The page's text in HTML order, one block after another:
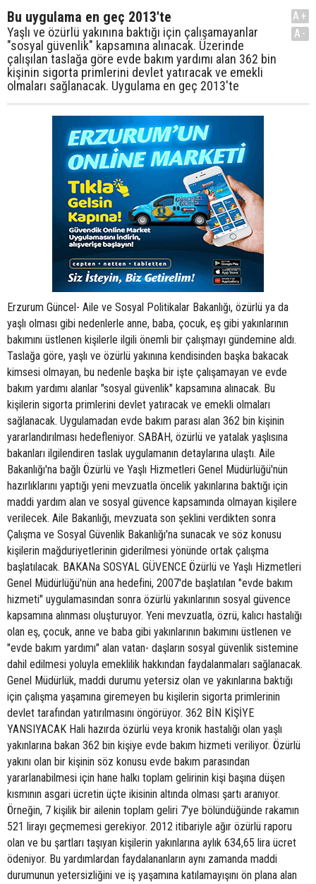
Bu uygulama en geç 2013'te
Yaşlı ve özürlü yakınına baktığı için çalışamayanlar
"sosyal güvenlik" kapsamına alınacak. Üzerinde
çalışılan taslağa göre evde bakım yardımı alan 362 bin
kişinin sigorta primlerini devlet yatıracak ve emekli
olmaları sağlanacak. Uygulama en geç 2013'te
A+
A-
Erzurum Güncel- Aile ve Sosyal Politikalar Bakanlığı, özürlü ya da
yaşlı olması gibi nedenlerle anne, baba, çocuk, eş gibi yakınlarının
bakımını üstlenen kişilerle ilgili önemli bir çalışmayı gündemine aldı.
Taslağa göre, yaşlı ve özürlü yakınına kendisinden başka bakacak
kimsesi olmayan, bu nedenle başka bir işte çalışamayan ve evde
bakım yardımı alanlar "sosyal güvenlik" kapsamına alınacak. Bu
kişilerin sigorta primlerini devlet yatıracak ve emekli olmaları
sağlanacak. Uygulamadan evde bakım parası alan 362 bin kişinin
yararlandırılması hedefleniyor. SABAH, özürlü ve yatalak yaşlısına
bakanları ilgilendiren taslak uygulamanın detaylarına ulaştı. Aile
Bakanlığı'na bağlı Özürlü ve Yaşlı Hizmetleri Genel Müdürlüğü'nün
hazırlıklarını yaptığı yeni mevzuatla öncelik yakınlarına baktığı için
maddi yardım alan ve sosyal güvence kapsamında olmayan kişilere
verilecek. Aile Bakanlığı, mevzuata son şeklini verdikten sonra
Çalışma ve Sosyal Güvenlik Bakanlığı'na sunacak ve söz konusu
kişilerin mağduriyetlerinin giderilmesi yönünde ortak çalışma
başlatılacak. BAKANa SOSYAL GÜVENCE Özürlü ve Yaşlı Hizmetleri
Genel Müdürlüğü'nün ana hedefini, 2007'de başlatılan "evde bakım
hizmeti" uygulamasından sonra özürlü yakınlarının sosyal güvence
kapsamına alınması oluşturuyor. Yeni mevzuatla, özrü, kalıcı hastalığı
olan eş, çocuk, anne ve baba gibi yakınlarının bakımını üstlenen ve
"evde bakım yardımı" alan vatan- daşların sosyal güvenlik sistemine
dahil edilmesi yoluyla emeklilik hakkından faydalanmaları sağlanacak.
Genel Müdürlük, maddi durumu yetersiz olan ve yakınlarına baktığı
için çalışma yaşamına giremeyen bu kişilerin sigorta primlerinin
devlet tarafından yatırılmasını öngörüyor. 362 BİN KİŞİYE
YANSIYACAK Hali hazırda özürlü veya kronik hastalığı olan yaşlı
yakınlarına bakan 362 bin kişiye evde bakım hizmeti veriliyor. Özürlü
yakını olan bir kişinin söz konusu evde bakım parasından
yararlanabilmesi için hane halkı toplam gelirinin kişi başına düşen
kısmının asgari ücretin üçte ikisinin altında olması şartı aranıyor.
Örneğin, 7 kişilik bir ailenin toplam geliri 7'ye bölündüğünde rakamın
521 lirayı geçmemesi gerekiyor. 2012 itibariyle ağır özürlü raporu
olan ve bu şartları taşıyan kişilerin yakınlarına aylık 634,65 lira ücret
ödeniyor. Bu yardımlardan faydalananların aynı zamanda maddi
durumunun yetersizliğini ve iş yaşamına katılamayışını ön plana alan